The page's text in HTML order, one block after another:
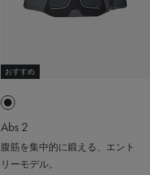
おすすめ
Abs 2
腹筋を集中的に鍛える、エント
リーモデル。